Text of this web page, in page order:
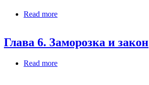
Read more
Глава 6. Заморозка и закон
Read more